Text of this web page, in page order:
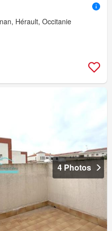
Hérault, Occitanie
4 Photos